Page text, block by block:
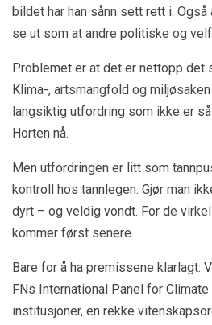
bildet har han sånn sett rett i.
se ut som at andre politiske og
Problemet er at det er nettopp det
Klima-, artsmangfold og
langsiktig utfordring som ikke er
Horten nå.
Men utfordringen er litt som
kontroll hos tannlegen. Gjør man
dyrt – og veldig vondt. For de
kommer først senere.
Bare for å ha premissene klarlagt:
FNs International Panel for
institusjoner, en rekke